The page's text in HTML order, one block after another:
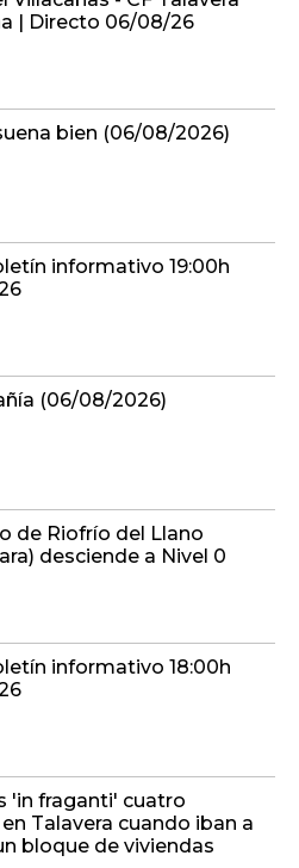
bien (06/08/2026)
informativo 19:00h
(06/08/2026)
de Riofrío del Llano
informativo 18:00h
'in fraganti' cuatro
Talavera cuando iban a
informativo 17:00h